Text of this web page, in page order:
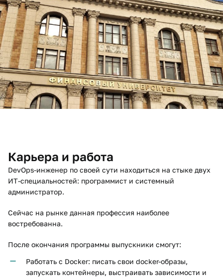
Карьера и работа
DevOps-инженер по своей сути находиться на стыке двух
ИТ-специальностей: программист и системный
администратор.
Сейчас на рынке данная профессия наиболее
востребованна.
После окончания программы выпускники смогут:
Работать с Docker: писать свои docker-образы,
запускать контейнеры, выстраивать зависимости и